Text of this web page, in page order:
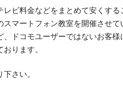
ビ料金などをまとめて安くする
マートフォン教室を開催させて
ドコモユーザーではないお客様
ります。
さい。